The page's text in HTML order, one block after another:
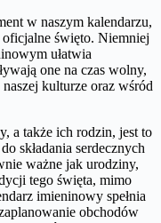
w naszym kalendarzu,
święto. Niemniej
ułatwia
one na czas wolny,
kulturze oraz wśród
a także ich rodzin, jest to
składania serdecznych
ważne jak urodziny,
tego święta, mimo
imieninowy spełnia
obchodów